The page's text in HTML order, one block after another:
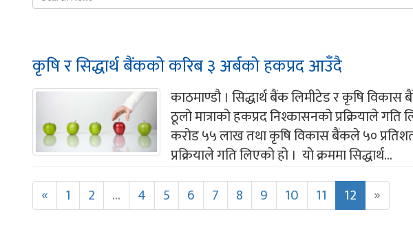
कृषि र सिद्धार्थ बैंकको करिब ३ अर्बको हकप्रद आउँदै
काठमाण्डौ । सिद्धार्थ बैंक लिमीटेड र कृषि
ठूलो मात्राको हकप्रद निश्कासनको प्रक्रियाले
करोड ५५ लाख तथा कृषि विकास बैंकले ५०
प्रक्रियाले गति लिएको हो । यो क्रममा सिद्धार्थ...
«
1 2 ... 4 5 6 7 8 9 10 11 12 »